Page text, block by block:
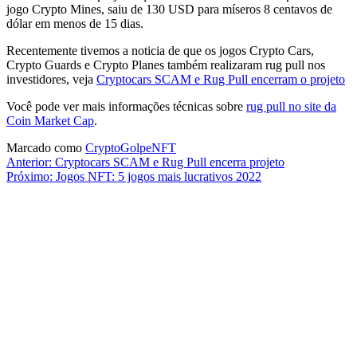
jogo Crypto Mines, saiu de 130 USD para míseros 8 centavos de
dólar em menos de 15 dias.
Recentemente tivemos a noticia de que os jogos Crypto Cars,
Crypto Guards e Crypto Planes também realizaram rug pull nos
investidores, veja Cryptocars SCAM e Rug Pull encerram o projeto
Você pode ver mais informações técnicas sobre rug pull no site da
Coin Market Cap.
Marcado como CryptoGolpeNFT
Navegação
de
Anterior: Cryptocars SCAM e Rug Pull encerra projeto
Próximo: Jogos NFT: 5 jogos mais lucrativos 2022